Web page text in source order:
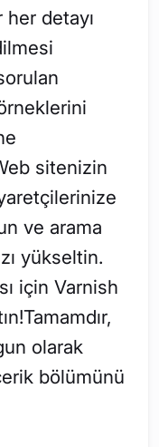
detayı
sitenizin
ve arama
yükseltin.
için Varnish
olarak
bölümünü